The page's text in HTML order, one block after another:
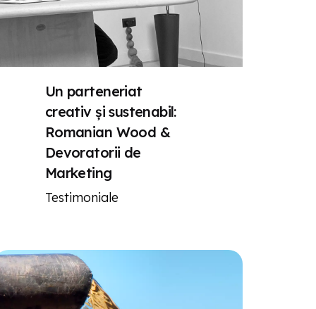
Un parteneriat
creativ și sustenabil:
Romanian Wood &
Devoratorii de
Marketing
Testimoniale